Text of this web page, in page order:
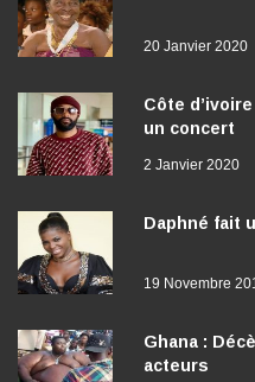
20 Janvier 2020
Côte
un concert
2 Janvier 2020
Daphné fait
19 Novembre
Ghana :
acteurs